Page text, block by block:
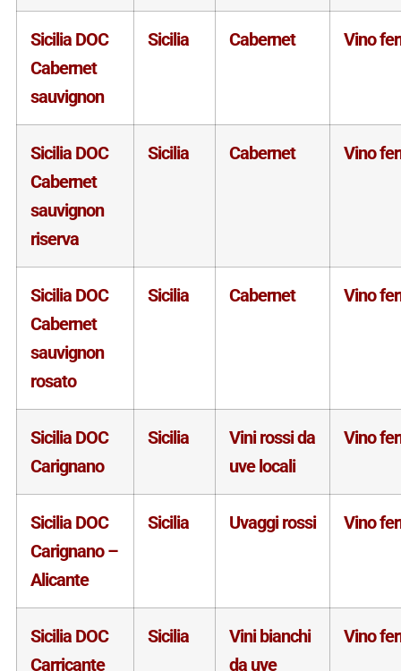
Sicilia DOC
Cabernet
sauvignon
Sicilia Cabernet Vino
Sicilia DOC
Cabernet
sauvignon
riserva
Sicilia Cabernet Vino
Sicilia DOC
Cabernet
sauvignon
rosato
Sicilia Cabernet Vino
Sicilia DOC
Carignano
Sicilia
Vini rossi da
uve locali
Vino
Sicilia DOC
Carignano –
Alicante
Sicilia Uvaggi rossi Vino
Sicilia DOC
Carricante
Sicilia
Vini bianchi
da uve
Vino